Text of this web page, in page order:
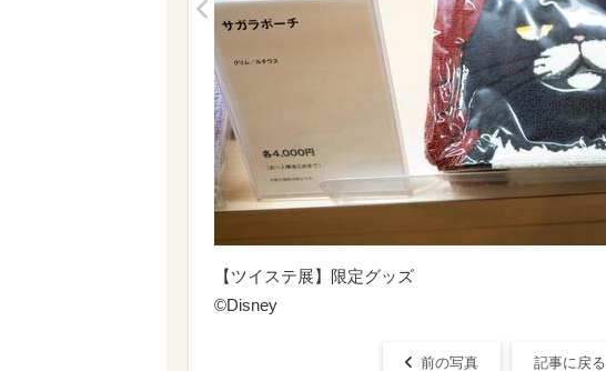
【ツイステ展】限定グッズ
©︎Disney
前の写真 記事に戻る